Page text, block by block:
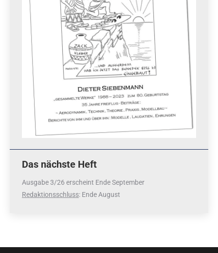
Das nächste Heft
Ausgabe 3/26 erscheint Ende September
Redaktionsschluss: Ende August